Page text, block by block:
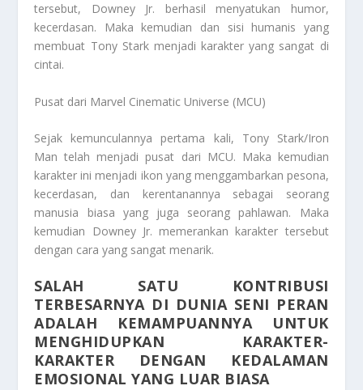
tersebut, Downey Jr. berhasil menyatukan humor,
kecerdasan. Maka kemudian dan sisi humanis yang
membuat Tony Stark menjadi karakter yang sangat di
cintai.
Pusat dari Marvel Cinematic Universe (MCU)
Sejak kemunculannya pertama kali, Tony Stark/Iron
Man telah menjadi pusat dari MCU. Maka kemudian
karakter ini menjadi ikon yang menggambarkan pesona,
kecerdasan, dan kerentanannya sebagai seorang
manusia biasa yang juga seorang pahlawan. Maka
kemudian Downey Jr. memerankan karakter tersebut
dengan cara yang sangat menarik.
SALAH SATU KONTRIBUSI
TERBESARNYA DI DUNIA SENI PERAN
ADALAH KEMAMPUANNYA UNTUK
MENGHIDUPKAN KARAKTER-
KARAKTER DENGAN KEDALAMAN
EMOSIONAL YANG LUAR BIASA